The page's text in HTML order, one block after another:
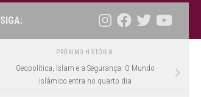
SIGA:
PRÓXIMO HISTÓRIA
Geopolítica, Islam e a Segurança: O Mundo
Islâmico entra no quarto dia